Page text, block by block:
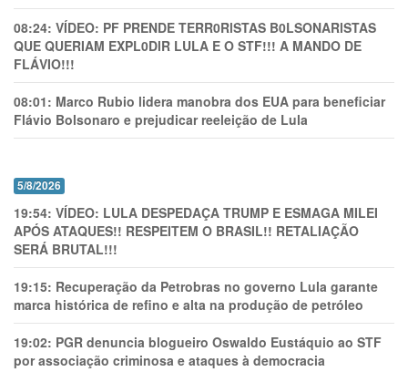
08:24: VÍDEO: PF PRENDE TERR0RlSTAS B0LSONARlSTAS
QUE QUERIAM EXPL0DlR LULA E O STF!!! A MANDO DE
FLÁVIO!!!
08:01: Marco Rubio lidera manobra dos EUA para beneficiar
Flávio Bolsonaro e prejudicar reeleição de Lula
5/8/2026
19:54: VÍDEO: LULA DESPEDAÇA TRUMP E ESMAGA MILEI
APÓS ATAQUES!! RESPEITEM O BRASIL!! RETALIAÇÃO
SERÁ BRUTAL!!!
19:15: Recuperação da Petrobras no governo Lula garante
marca histórica de refino e alta na produção de petróleo
19:02: PGR denuncia blogueiro Oswaldo Eustáquio ao STF
por associação criminosa e ataques à democracia